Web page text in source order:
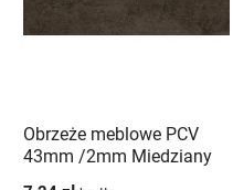
Obrzeże meblowe PCV
43mm /2mm Miedziany